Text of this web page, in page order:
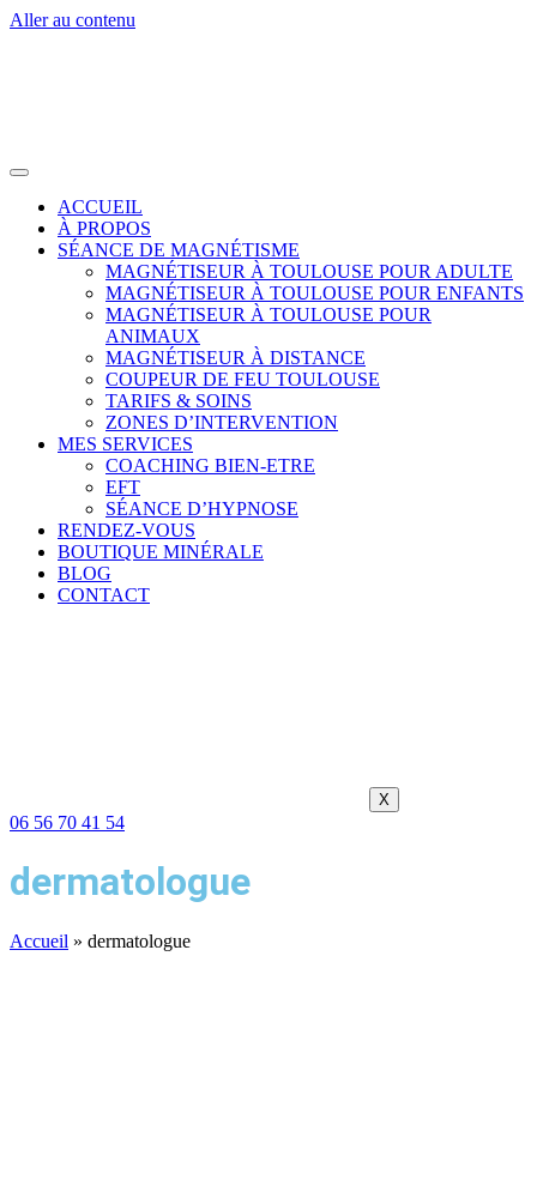
Aller au contenu
ACCUEIL
À PROPOS
SÉANCE DE MAGNÉTISME
MAGNÉTISEUR À TOULOUSE POUR ADULTE
MAGNÉTISEUR À TOULOUSE POUR ENFANTS
MAGNÉTISEUR À TOULOUSE POUR
ANIMAUX
MAGNÉTISEUR À DISTANCE
COUPEUR DE FEU TOULOUSE
TARIFS & SOINS
ZONES D’INTERVENTION
MES SERVICES
COACHING BIEN-ETRE
EFT
SÉANCE D’HYPNOSE
RENDEZ-VOUS
BOUTIQUE MINÉRALE
BLOG
CONTACT
X
06 56 70 41 54
dermatologue
Accueil » dermatologue